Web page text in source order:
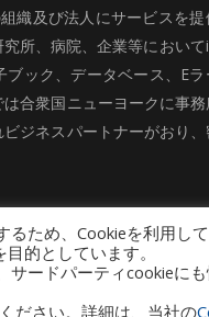
織及び法人にサービスを提
所、病院、企業等におい
ック、データベース、E
合衆国ニューヨークに事務
ジネスパートナーがおり
イトマップ プライバシーポ
ため、Cookieを利用し
的としています。
ードパーティcookieに
ださい。詳細は、当社の